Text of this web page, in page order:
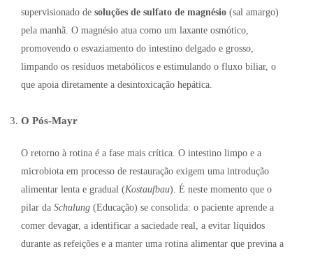
supervisionado de soluções de sulfato de magnésio (sal amargo)
pela manhã. O magnésio atua como um laxante osmótico,
promovendo o esvaziamento do intestino delgado e grosso,
limpando os resíduos metabólicos e estimulando o fluxo biliar, o
que apoia diretamente a desintoxicação hepática.
O Pós-Mayr
O retorno à rotina é a fase mais crítica. O intestino limpo e a
microbiota em processo de restauração exigem uma introdução
alimentar lenta e gradual (Kostaufbau). É neste momento que o
pilar da Schulung (Educação) se consolida: o paciente aprende a
comer devagar, a identificar a saciedade real, a evitar líquidos
durante as refeições e a manter uma rotina alimentar que previna a